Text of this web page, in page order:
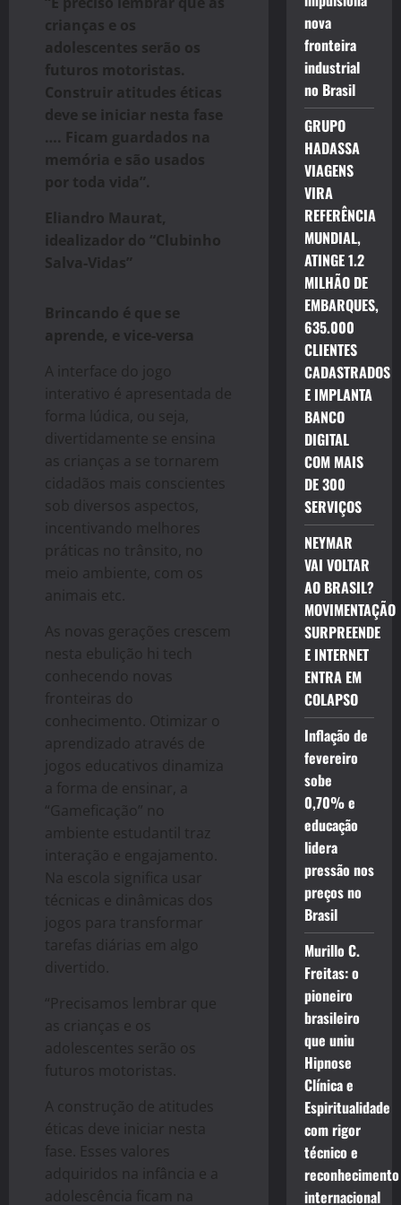
crianças e os
adolescentes serão os
futuros motoristas.
Construir atitudes éticas
deve se iniciar nesta fase
…. Ficam guardados na
memória e são usados
por toda vida”.
Eliandro Maurat,
idealizador do “Clubinho
Salva-Vidas”
Brincando é que se
aprende, e vice-versa
A interface do jogo
interativo é apresentada de
forma lúdica, ou seja,
divertidamente se ensina
as crianças a se tornarem
cidadãos mais conscientes
sob diversos aspectos,
incentivando melhores
práticas no trânsito, no
meio ambiente, com os
animais etc.
As novas gerações crescem
nesta ebulição hi tech
conhecendo novas
fronteiras do
conhecimento. Otimizar o
aprendizado através de
jogos educativos dinamiza
a forma de ensinar, a
“Gameficação” no
ambiente estudantil traz
interação e engajamento.
Na escola significa usar
técnicas e dinâmicas dos
jogos para transformar
tarefas diárias em algo
divertido.
“Precisamos lembrar que
as crianças e os
adolescentes serão os
futuros motoristas.
A construção de atitudes
éticas deve iniciar nesta
fase. Esses valores
adquiridos na infância e a
adolescência ficam na
nova
fronteira
industrial
no Brasil
GRUPO
HADASSA
VIAGENS
VIRA
REFERÊNCIA
MUNDIAL,
ATINGE 1.2
MILHÃO DE
EMBARQUES,
635.000
CLIENTES
CADASTRADOS
E IMPLANTA
BANCO
DIGITAL
COM MAIS
DE 300
SERVIÇOS
NEYMAR
VAI VOLTAR
AO BRASIL?
MOVIMENTAÇÃO
SURPREENDE
E INTERNET
ENTRA EM
COLAPSO
Inflação de
fevereiro
sobe
0,70% e
educação
lidera
pressão nos
preços no
Brasil
Murillo C.
Freitas: o
pioneiro
brasileiro
que uniu
Hipnose
Clínica e
Espiritualidade
com rigor
técnico e
reconhecimento
internacional